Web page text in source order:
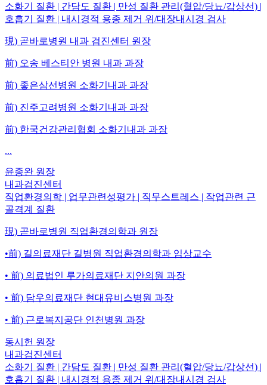
소화기 질환 | 간담도 질환 | 만성 질환 관리(혈압/당뇨/갑상선) |
호흡기 질환 | 내시경적 용종 제거 위/대장내시경 검사
現) 곧바로병원 내과 검진센터 원장
前) 오송 베스티안 병원 내과 과장
前) 좋은삼선병원 소화기내과 과장
前) 진주고려병원 소화기내과 과장
前) 한국건강관리협회 소화기내과 과장
...
윤종완 원장
내과검진센터
직업환경의학 | 업무관련성평가 | 직무스트레스 | 작업관련 근
골격계 질환
現) 곧바로병원 직업환경의학과 원장
•前) 길의료재단 길병원 직업환경의학과 임상교수
• 前) 의료법인 루가의료재단 지안의원 과장
• 前) 담우의료재단 현대유비스병원 과장
• 前) 근로복지공단 인천병원 과장
동시헌 원장
내과검진센터
소화기 질환 | 간담도 질환 | 만성 질환 관리(혈압/당뇨/갑상선) |
호흡기 질환 | 내시경적 용종 제거 위/대장내시경 검사